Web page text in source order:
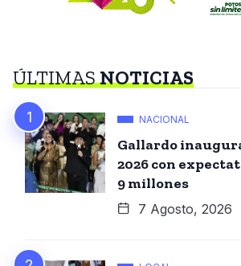
ÚLTIMASNOTICIAS
NACIONAL
Gallardo
2026 con
9 millones
7 Agosto, 2026